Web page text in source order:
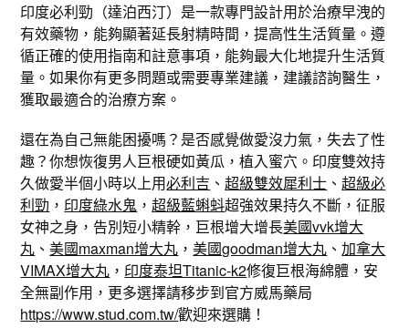
印度必利勁（達泊西汀）是一款專門設計用於治療早洩的
有效藥物，能夠顯著延長射精時間，提高性生活質量。遵
循正確的使用指南和註意事項，能夠最大化地提升生活質
量。如果你有更多問題或需要專業建議，建議諮詢醫生，
獲取最適合的治療方案。
還在為自己無能困擾嗎？是否感覺做愛沒力氣，失去了性
趣？你想恢復男人巨根硬如黃瓜，植入蜜穴。印度雙效持
久做愛半個小時以上用必利吉 、超級雙效犀利士 、超級必
利勁 ， 印度綠水鬼 ，超級藍蝌蚪超強效果持久不斷，征服
女神之身，告別短小精幹，巨根增大增長美國vvk增大
丸 、美國maxman增大丸 ，美國goodman增大丸 、加拿大
VIMAX增大丸 ， 印度泰坦Titanic-k2修復巨根海綿體，安
全無副作用，更多選擇請移步到官方威馬藥局
https://www.stud.com.tw/歡迎來選購！